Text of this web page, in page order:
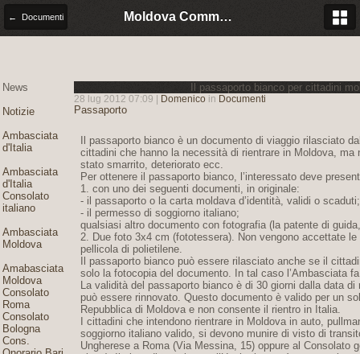
← Documenti Moldova Community Italia
News
Notizie
Ambasciata
d'Italia
Ambasciata
d'Italia
Consolato
italiano
Ambasciata
Moldova
Amabasciata
Moldova
Consolato
Roma
Consolato
Bologna
Cons.
Il passaporto bianco per cittadini
28 lug 2012 07:09 | Domenico in Documenti
Passaporto
Il passaporto bianco è un documento di viaggio rilasciato
cittadini che hanno la necessità di rientrare in Moldova,
stato smarrito, deteriorato ecc.
Per ottenere il passaporto bianco, l’interessato deve
1. con uno dei seguenti documenti, in originale:
- il passaporto o la carta moldava d’identità, validi o scaduti;
- il permesso di soggiorno italiano;
qualsiasi altro documento con fotografia (la patente di
2. Due foto 3x4 cm (fototessera). Non vengono accettate
pellicola di polietilene.
Il passaporto bianco può essere rilasciato anche se il
solo la fotocopia del documento. In tal caso l’Ambasciata
La validità del passaporto bianco è di 30 giorni dalla data
può essere rinnovato. Questo documento è valido per un
Repubblica di Moldova e non consente il rientro in Italia.
I cittadini che intendono rientrare in Moldova in auto,
soggiorno italiano valido, si devono munire di visto di
Ungherese a Roma (Via Messina, 15) oppure al Consolato